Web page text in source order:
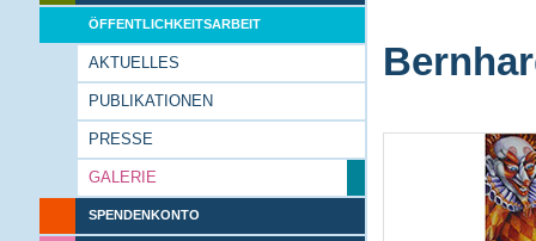
ÖFFENTLICHKEITSARBEIT
AKTUELLES
PUBLIKATIONEN
PRESSE
GALERIE
SPENDENKONTO